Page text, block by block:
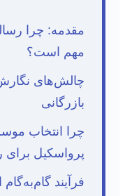
مقدمه: چرا
مهم است؟
چالش‌های
بازرگانی
چرا انتخاب
پرواسکیل برای
فرآیند